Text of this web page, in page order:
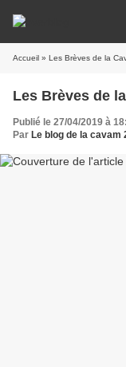
Accueil » Les Brèves de la
Les Brèves de
Publié le 27/04/2019 à
Par Le blog de la cavam